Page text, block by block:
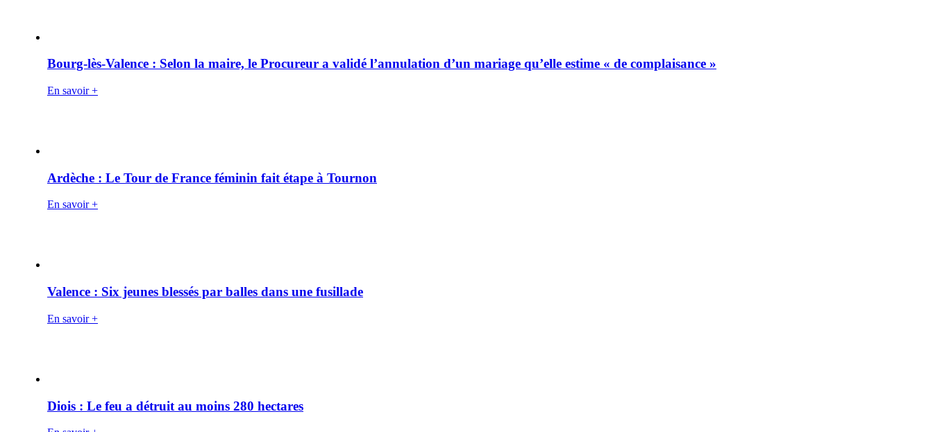
Bourg-lès-Valence : Selon la maire, le Procureur a validé l’annulation d’un mariage qu’elle estime « de complaisance »
En savoir +
Ardèche : Le Tour de France féminin fait étape à Tournon
En savoir +
Valence : Six jeunes blessés par balles dans une fusillade
En savoir +
Diois : Le feu a détruit au moins 280 hectares